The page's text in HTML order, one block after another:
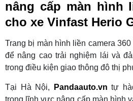
nâng cấp màn hình
cho xe Vinfast Herio
Trang bị màn hình liền camera
để nâng cao trải nghiệm lái và
trong điều kiện giao thông đô thị
Tại Hà Nội, Pandaauto.vn tự
trong lĩnh vực nâng cấp màn hình